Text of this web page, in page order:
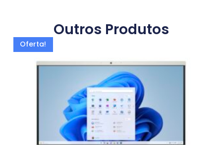
Outros Produtos
Oferta!